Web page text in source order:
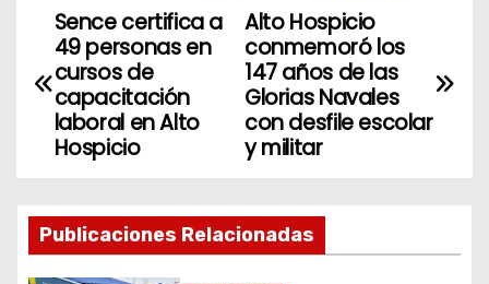
N
a
g
a
Alto Hospicio
conmemoró los
147 años de las
Glorias Navales
con desfile escolar
y militar
Sence certifica a
49 personas en
cursos de
capacitación
laboral en Alto
Hospicio
Publicaciones Relacionadas